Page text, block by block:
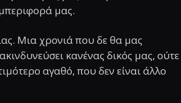
μας.
Μια χρονιά που δε θα μας
κανένας δικός μας, ούτε
αγαθό, που δεν είναι άλλο